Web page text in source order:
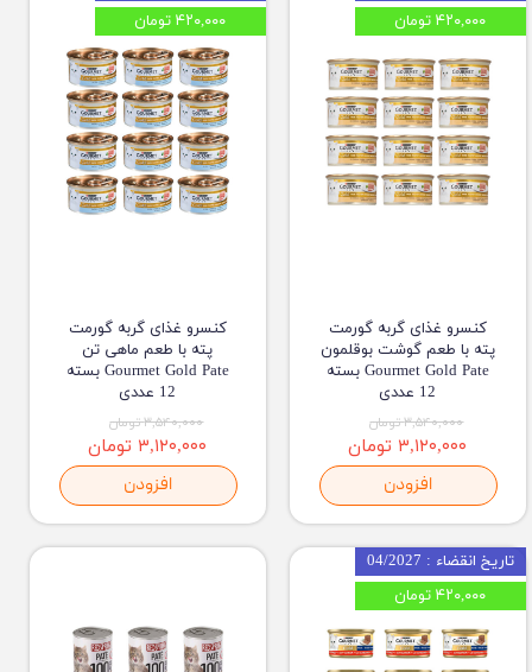
کنسرو غذای گربه گورمت
پته با طعم گوشت بوقلمون
Gourmet Gold Pate بسته
12 عددی
۳,۵۴۰,۰۰۰ تومان
۳,۱۲۰,۰۰۰ تومان
افزودن
۴۲۰,۰۰۰ تومان
کنسرو غذای گربه گورمت
پته با طعم ماهی تن
Gourmet Gold Pate بسته
12 عددی
۳,۵۴۰,۰۰۰ تومان
۳,۱۲۰,۰۰۰ تومان
افزودن
۴۲۰,۰۰۰ تومان
تاریخ انقضاء : 04/2027
۴۲۰,۰۰۰ تومان